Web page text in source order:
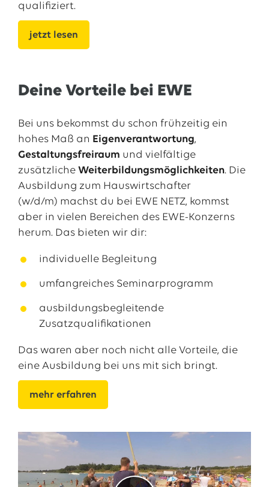
qualifiziert.
jetzt lesen
Deine Vorteile bei EWE
Bei uns bekommst du schon frühzeitig ein
hohes Maß an Eigenverantwortung,
Gestaltungsfreiraum und vielfältige
zusätzliche Weiterbildungsmöglichkeiten. Die
Ausbildung zum Hauswirtschafter
(w/d/m) machst du bei EWE NETZ, kommst
aber in vielen Bereichen des EWE-Konzerns
herum. Das bieten wir dir:
individuelle Begleitung
umfangreiches Seminarprogramm
ausbildungsbegleitende
Zusatzqualifikationen
Das waren aber noch nicht alle Vorteile, die
eine Ausbildung bei uns mit sich bringt.
mehr erfahren